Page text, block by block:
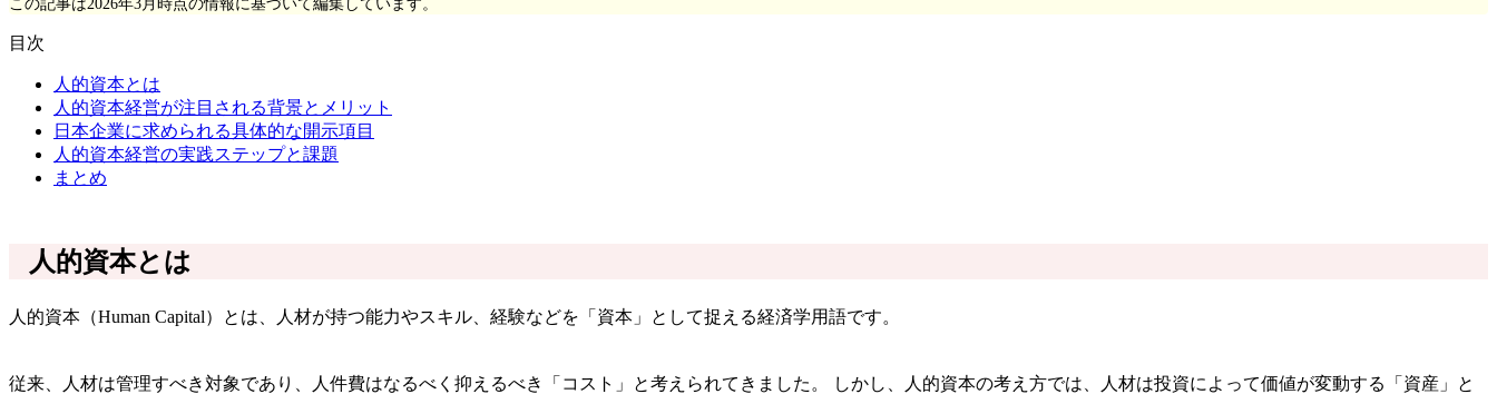
この記事は2026年3月時点の情報に基づいて編集しています。
目次
人的資本とは
人的資本経営が注目される背景とメリット
日本企業に求められる具体的な開示項目
人的資本経営の実践ステップと課題
まとめ
人的資本とは
人的資本（Human Capital）とは、人材が持つ能力やスキル、経験などを「資本」として捉える経済学用語です。
従来、人材は管理すべき対象であり、人件費はなるべく抑えるべき「コスト」と考えられてきました。 しかし、人的資本の考え方では、人材は投資によって価値が変動する「資産」と